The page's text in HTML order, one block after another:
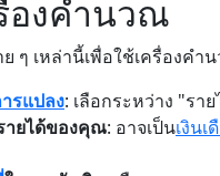
องคำนวณ
ๆ เหล่านี้เพื่อใช้เครื่องคำ
รแปลง: เลือกระหว่าง "รา
ายได้ของคุณ: อาจเป็นเงิน